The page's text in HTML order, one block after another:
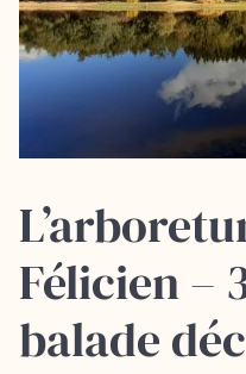
Félicien –
balade